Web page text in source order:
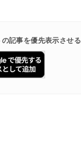
記事を優先表示させる